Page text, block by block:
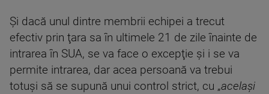
Şi dacă unul dintre membrii echipei a trecut
efectiv prin ţara sa în ultimele 21 de zile înainte de
intrarea în SUA, se va face o excepţie şi i se va
permite intrarea, dar acea persoană va trebui
totuşi să se supună unui control strict, cu „acelaşi